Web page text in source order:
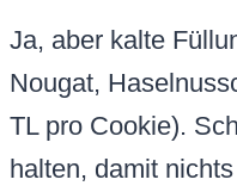
Ja, aber kalte
Nougat,
TL pro Cookie).
halten, damit